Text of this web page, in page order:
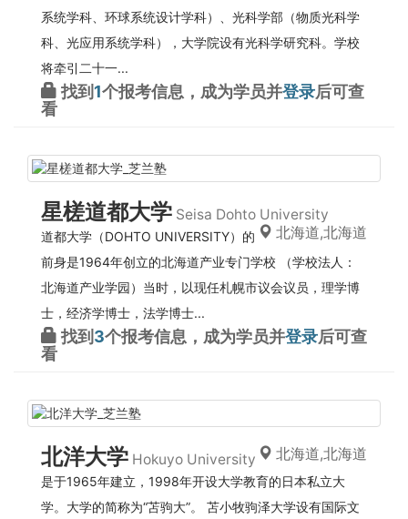
系统学科、环球系统设计学科）、光科学部（物质光科学
科、光应用系统学科），大学院设有光科学研究科。学校
将牵引二十一...
找到 1个报考信息，成为学员并登录后可查
看
星槎道都大学 Seisa Dohto University
北海道,北海道
道都大学（DOHTO UNIVERSITY）的
前身是1964年创立的北海道产业专门学校 （学校法人：
北海道产业学园）当时，以现任札幌市议会议员，理学博
士，经济学博士，法学博士...
找到 3个报考信息，成为学员并登录后可查
看
北洋大学 Hokuyo University 北海道,北海道
是于1965年建立，1998年开设大学教育的日本私立大
学。大学的简称为“苫驹大”。 苫小牧驹泽大学设有国际文